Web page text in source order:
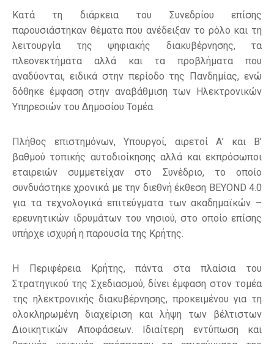
Κατά τη διάρκεια του Συνεδρίου επίσης
παρουσιάστηκαν θέματα που ανέδειξαν το ρόλο και τη
λειτουργία της ψηφιακής διακυβέρνησης, τα
πλεονεκτήματα αλλά και τα προβλήματα που
αναδύονται, ειδικά στην περίοδο της Πανδημίας, ενώ
δόθηκε έμφαση στην αναβάθμιση των Ηλεκτρονικών
Υπηρεσιών του Δημοσίου Τομέα.
Πλήθος επιστημόνων, Υπουργοί, αιρετοί Α’ και Β’
βαθμού τοπικής αυτοδιοίκησης αλλά και εκπρόσωποι
εταιρειών συμμετείχαν στο Συνέδριο, το οποίο
συνδυάστηκε χρονικά με την διεθνή έκθεση BEYOND 4.0
για τα τεχνολογικά επιτεύγματα των ακαδημαϊκών –
ερευνητικών ιδρυμάτων του νησιού, στο οποίο επίσης
υπήρχε ισχυρή η παρουσία της Κρήτης.
Η Περιφέρεια Κρήτης, πάντα στα πλαίσια του
Στρατηγικού της Σχεδιασμού, δίνει έμφαση στον τομέα
της ηλεκτρονικής διακυβέρνησης, προκειμένου για τη
ολοκληρωμένη διαχείριση και λήψη των βέλτιστων
Διοικητικών Αποφάσεων. Ιδιαίτερη εντύπωση και